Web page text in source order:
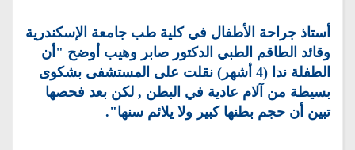
أستاذ جراحة الأطفال في كلية طب جامعة الإسكندرية
وقائد الطاقم الطبي الدكتور صابر وهيب أوضح "أن
الطفلة ندا (4 أشهر) نقلت على المستشفى بشكوى
بسيطة من آلام عادية في البطن , لكن بعد فحصها
تبين أن حجم بطنها كبير ولا يلائم سنها".